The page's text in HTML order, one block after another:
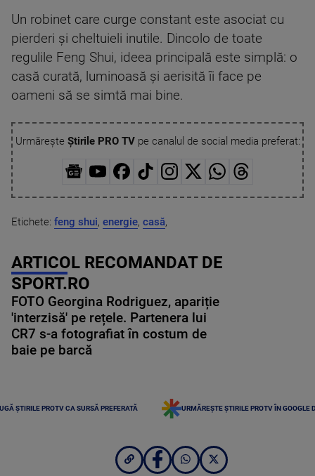
Un robinet care curge constant este asociat cu
pierderi și cheltuieli inutile. Dincolo de toate
regulile Feng Shui, ideea principală este simplă: o
casă curată, luminoasă și aerisită îi face pe
oameni să se simtă mai bine.
Urmărește Știrile PRO TVpe canalul de social media preferat:
Etichete: feng shui, energie, casă,
ARTICOL RECOMANDAT DE
SPORT.RO
FOTO Georgina Rodriguez, apariție
'interzisă' pe rețele. Partenera lui
CR7 s-a fotografiat în costum de
baie pe barcă
ȘTIRILE PROTV CA SURSĂ PREFERATĂ URMĂREȘTE ȘTIRILE PROTV ÎN GOOGLE